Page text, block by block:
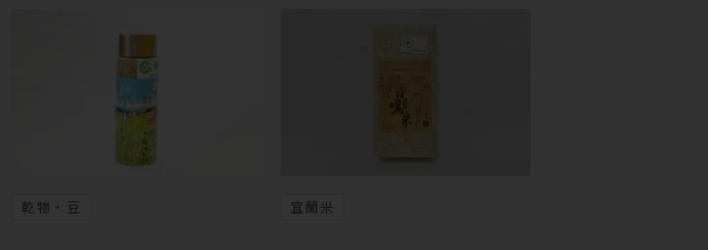
乾物・豆 宜蘭米